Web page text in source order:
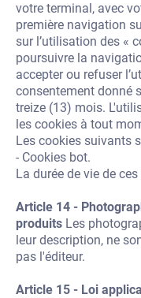
votre terminal, avec
première navigation
sur l’utilisation des «
poursuivre la
accepter ou refuser
consentement donné
treize (13) mois.
les cookies à tout
Les cookies suivants
- Cookies bot.
La durée de vie de
Article 14 -
produits Les
leur description, ne
pas l'éditeur.
Article 15 - Loi